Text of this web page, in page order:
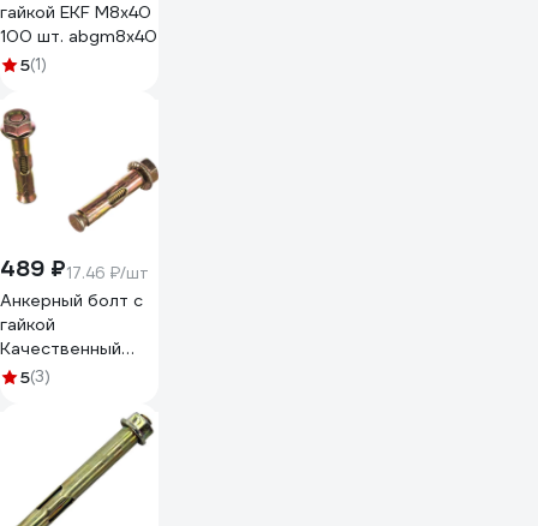
гайкой EKF М8х40
100 шт. abgm8x40
5(1)
489 ₽17.46 ₽/шт
Анкерный болт с
гайкой
Качественный
КРЕПЕЖ 10х50 28
5(3)